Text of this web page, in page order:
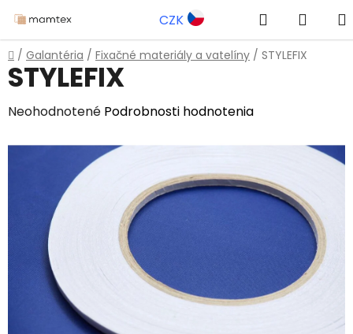
na
obsah
CZK Hľadať
KOŠÍK
Domov
/ Galantéria / Fixačné materiály a vatelíny / STYLEFIX
STYLEFIX
Priemerné
hviezdičiek.
Neohodnotené Podrobnosti hodnotenia